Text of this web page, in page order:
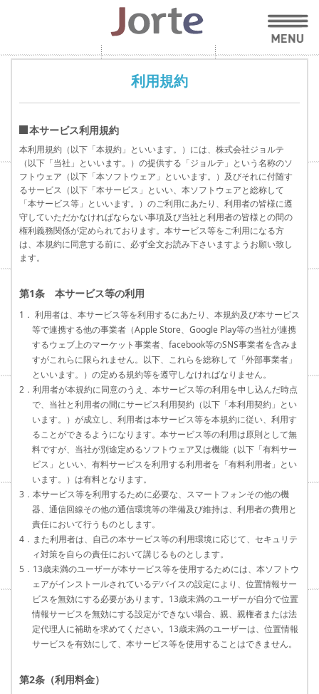
利用規約
本サービス利用規約
本利用規約（以下「本規約」といいます。）には、株式会社ジョルテ
（以下「当社」といいます。）の提供する「ジョルテ」という名称のソ
フトウェア（以下「本ソフトウェア」といいます。）及びそれに付随す
るサービス（以下「本サービス」といい、本ソフトウェアと総称して
「本サービス等」といいます。）のご利用にあたり、利用者の皆様に遵
守していただかなければならない事項及び当社と利用者の皆様との間の
権利義務関係が定められております。本サービス等をご利用になる方
は、本規約に同意する前に、必ず全文お読み下さいますようお願い致し
ます。
第1条 本サービス等の利用
1． 利用者は、本サービス等を利用するにあたり、本規約及び本サービス
等で連携する他の事業者（Apple Store、Google Play等の当社が連携
するウェブ上のマーケット事業者、facebook等のSNS事業者を含みま
すがこれらに限られません。以下、これらを総称して「外部事業者」
といいます。）の定める規約等を遵守しなければなりません。
2．利用者が本規約に同意のうえ、本サービス等の利用を申し込んだ時点
で、当社と利用者の間にサービス利用契約（以下「本利用契約」とい
います。）が成立し、利用者は本サービス等を本規約に従い、利用す
ることができるようになります。本サービス等の利用は原則として無
料ですが、当社が別途定めるソフトウェア又は機能（以下「有料サー
ビス」といい、有料サービスを利用する利用者を「有料利用者」とい
います。）は有料となります。
3．本サービス等を利用するために必要な、スマートフォンその他の機
器、通信回線その他の通信環境等の準備及び維持は、利用者の費用と
責任において行うものとします。
4．また利用者は、自己の本サービス等の利用環境に応じて、セキュリテ
ィ対策を自らの責任において講じるものとします。
5．13歳未満のユーザーが本サービス等を使用するためには、本ソフトウ
ェアがインストールされているデバイスの設定により、位置情報サー
ビスを無効にする必要があります。13歳未満のユーザーが自分で位置
情報サービスを無効にする設定ができない場合、親、親権者または法
定代理人に補助を求めてください。13歳未満のユーザーは、位置情報
サービスを有効にして、本サービス等を使用することはできません。
第2条（利用料金）